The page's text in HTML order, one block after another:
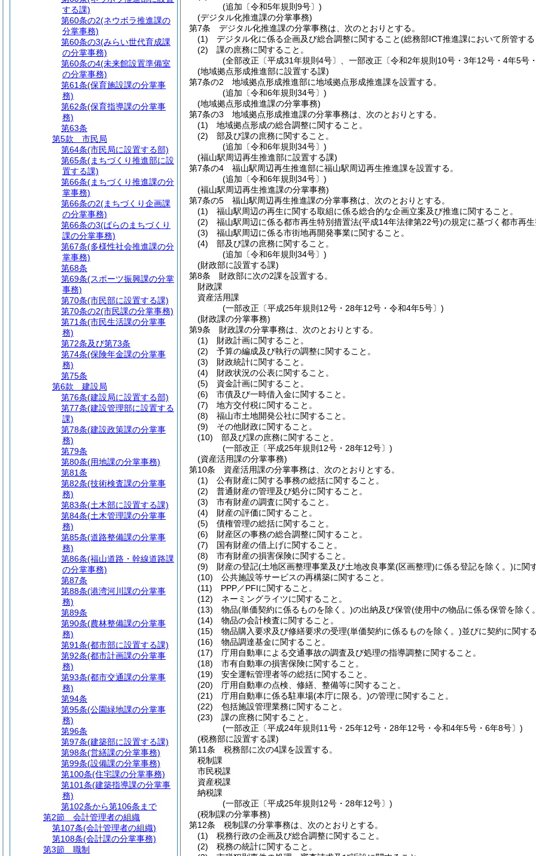
(追加〔令和5年規則9号〕)
(デジタル化推進課の分掌事務)
第7条
デジタル化推進課の分掌事務は、次のとおりとする。
(1)
デジタル化に係る企画及び総合調整に関すること(総務部ICT推進課において所管す
(2)
課の庶務に関すること。
(全部改正〔平成31年規則4号〕、一部改正〔令和2年規則10号・3年12号・4年5号
(地域拠点形成推進部に設置する課)
第7条の2
地域拠点形成推進部に地域拠点形成推進課を設置する。
(追加〔令和6年規則34号〕)
(地域拠点形成推進課の分掌事務)
第7条の3
地域拠点形成推進課の分掌事務は、次のとおりとする。
(1)
地域拠点形成の総合調整に関すること。
(2)
部及び課の庶務に関すること。
(追加〔令和6年規則34号〕)
(福山駅周辺再生推進部に設置する課)
第7条の4
福山駅周辺再生推進部に福山駅周辺再生推進課を設置する。
(追加〔令和6年規則34号〕)
(福山駅周辺再生推進課の分掌事務)
第7条の5
福山駅周辺再生推進課の分掌事務は、次のとおりとする。
(1)
福山駅周辺の再生に関する取組に係る総合的な企画立案及び推進に関すること。
(2)
福山駅周辺に係る都市再生特別措置法(平成14年法律第22号)の規定に基づく都市再
(3)
福山駅周辺に係る市街地再開発事業に関すること。
(4)
部及び課の庶務に関すること。
(追加〔令和6年規則34号〕)
(財政部に設置する課)
第8条
財政部に次の2課を設置する。
財政課
資産活用課
(一部改正〔平成25年規則12号・28年12号・令和4年5号〕)
(財政課の分掌事務)
第9条
財政課の分掌事務は、次のとおりとする。
(1)
財政計画に関すること。
(2)
予算の編成及び執行の調整に関すること。
(3)
財政統計に関すること。
(4)
財政状況の公表に関すること。
(5)
資金計画に関すること。
(6)
市債及び一時借入金に関すること。
(7)
地方交付税に関すること。
(8)
福山市土地開発公社に関すること。
(9)
その他財政に関すること。
(10)
部及び課の庶務に関すること。
(一部改正〔平成25年規則12号・28年12号〕)
(資産活用課の分掌事務)
第10条
資産活用課の分掌事務は、次のとおりとする。
(1)
公有財産に関する事務の総括に関すること。
(2)
普通財産の管理及び処分に関すること。
(3)
市有財産の調査に関すること。
(4)
財産の評価に関すること。
(5)
債権管理の総括に関すること。
(6)
財産区の事務の総合調整に関すること。
(7)
国有財産の借上げに関すること。
(8)
市有財産の損害保険に関すること。
(9)
財産の登記(土地区画整理事業及び土地改良事業(区画整理)に係る登記を除く。)に関
(10)
公共施設等サービスの再構築に関すること。
(11)
PPP／PFIに関すること。
(12)
ネーミングライツに関すること。
(13)
物品(単価契約に係るものを除く。)の出納及び保管(使用中の物品に係る保管を除く
(14)
物品の会計検査に関すること。
(15)
物品購入要求及び修繕要求の受理(単価契約に係るものを除く。)並びに契約に関す
(16)
物品調達基金に関すること。
(17)
庁用自動車による交通事故の調査及び処理の指導調整に関すること。
(18)
市有自動車の損害保険に関すること。
(19)
安全運転管理者等の総括に関すること。
(20)
庁用自動車の点検、修繕、整備等に関すること。
(21)
庁用自動車に係る駐車場(本庁に限る。)の管理に関すること。
(22)
包括施設管理業務に関すること。
(23)
課の庶務に関すること。
(一部改正〔平成24年規則11号・25年12号・28年12号・令和4年5号・6年8号〕)
(税務部に設置する課)
第11条
税務部に次の4課を設置する。
税制課
市民税課
資産税課
納税課
(一部改正〔平成25年規則12号・28年12号〕)
(税制課の分掌事務)
第12条
税制課の分掌事務は、次のとおりとする。
(1)
税務行政の企画及び総合調整に関すること。
(2)
税務の統計に関すること。
する課)
第60条の2(ネウボラ推進課の
分掌事務)
第60条の3(みらい世代育成課
の分掌事務)
第60条の4(未来館設置準備室
の分掌事務)
第61条(保育施設課の分掌事
務)
第62条(保育指導課の分掌事
務)
第63条
第5款
市民局
第64条(市民局に設置する部)
第65条(まちづくり推進部に設
置する課)
第66条(まちづくり推進課の分
掌事務)
第66条の2(まちづくり企画課
の分掌事務)
第66条の3(ばらのまちづくり
課の分掌事務)
第67条(多様性社会推進課の分
掌事務)
第68条
第69条(スポーツ振興課の分掌
事務)
第70条(市民部に設置する課)
第70条の2(市民課の分掌事務)
第71条(市民生活課の分掌事
務)
第72条及び第73条
第74条(保険年金課の分掌事
務)
第75条
第6款
建設局
第76条(建設局に設置する部)
第77条(建設管理部に設置する
課)
第78条(建設政策課の分掌事
務)
第79条
第80条(用地課の分掌事務)
第81条
第82条(技術検査課の分掌事
務)
第83条(土木部に設置する課)
第84条(土木管理課の分掌事
務)
第85条(道路整備課の分掌事
務)
第86条(福山道路・幹線道路課
の分掌事務)
第87条
第88条(港湾河川課の分掌事
務)
第89条
第90条(農林整備課の分掌事
務)
第91条(都市部に設置する課)
第92条(都市計画課の分掌事
務)
第93条(都市交通課の分掌事
務)
第94条
第95条(公園緑地課の分掌事
務)
第96条
第97条(建築部に設置する課)
第98条(営繕課の分掌事務)
第99条(設備課の分掌事務)
第100条(住宅課の分掌事務)
第101条(建築指導課の分掌事
務)
第102条から第106条まで
第2節
会計管理者の組織
第107条(会計管理者の組織)
第108条(会計課の分掌事務)
第3節
職制